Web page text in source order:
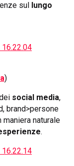
sul
lungo
)
social media,
brand>persone
maniera naturale
.